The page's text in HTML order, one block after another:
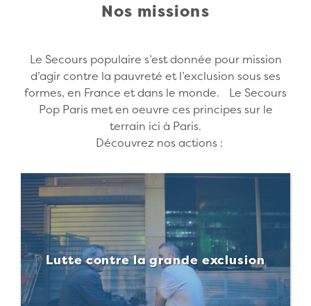
Nos missions
Le Secours populaire s’est donnée pour mission
d’agir contre la pauvreté et l’exclusion sous ses
formes, en France et dans le monde. Le Secours
Pop Paris met en oeuvre ces principes sur le
terrain ici à Paris.
Découvrez nos actions :
Lutte contre la grande exclusion